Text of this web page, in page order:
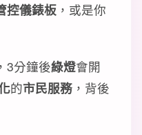
控儀錶板 ，或是你
3分鐘後綠燈會開
的市民服務 ，背後